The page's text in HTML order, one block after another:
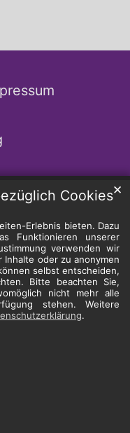
Cookies
Erlebnis bieten. Dazu
Funktionieren unserer
verwenden wir
oder zu anonymen
selbst entscheiden,
Bitte beachten Sie,
nicht mehr alle
stehen. Weitere
.
✕